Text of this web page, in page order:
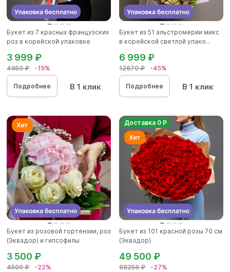
Букет из 7 красных французских
роз в корейской упаковке
4950 ₽ -19%
3 999 ₽
Подробнее В 1 клик
Букет из 51 альстромерии микс
в корейской светлой упако...
12670 ₽ -45%
6 999 ₽
Подробнее В 1 клик
Букет из розовой гортензии, роз
(Эквадор) и гипсофилы
4500 ₽ -22%
3 500 ₽
Доставка 0 Р
Букет из 101 красной розы 70 см
(Эквадор)
68256 ₽ -27%
49 500 ₽